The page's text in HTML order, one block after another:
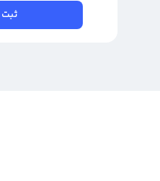
آموزش خرید ریپل در ایران؛ چگونهثبت